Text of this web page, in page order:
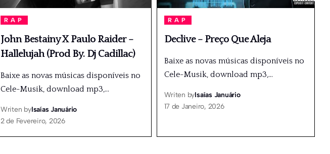
RAP
John Bestainy X Paulo Raider –
Hallelujah (Prod By. Dj Cadillac)
Baixe as novas músicas disponíveis no
Cele-Musik, download mp3,…
Writen byIsaías Januário
2 de Fevereiro, 2026
RAP
Declive – Preço Que Aleja
Baixe as novas músicas disponíveis no
Cele-Musik, download mp3,…
Writen byIsaías Januário
17 de Janeiro, 2026